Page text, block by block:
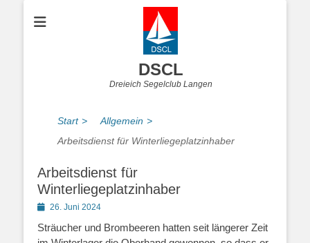
DSCL
Dreieich Segelclub Langen
Start > Allgemein >
Arbeitsdienst für Winterliegeplatzinhaber
Arbeitsdienst für
Winterliegeplatzinhaber
Posted26. Juni 2024
Sträucher und Brombeeren hatten seit längerer Zeit